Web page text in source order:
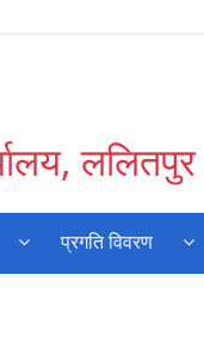
ललितपुर
प्रगति विवरण